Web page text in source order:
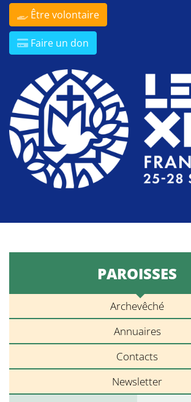
Être volontaire
Faire un don
PAROISSES
Archevêché
Annuaires
Contacts
Newsletter